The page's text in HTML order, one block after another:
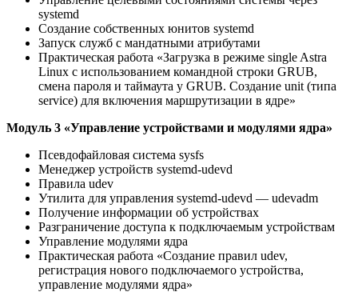
systemd
Создание собственных юнитов systemd
Запуск служб с мандатными атрибутами
Практическая работа «Загрузка в режиме single Astra
Linux с использованием командной строки GRUB,
смена пароля и таймаута у GRUB. Создание unit (типа
service) для включения маршрутизации в ядре»
Модуль 3 «Управление устройствами и модулями ядра»
Псевдофайловая система sysfs
Менеджер устройств systemd-udevd
Правила udev
Утилита для управления systemd-udevd — udevadm
Получение информации об устройствах
Разграничение доступа к подключаемым устройствам
Управление модулями ядра
Практическая работа «Создание правил udev,
регистрация нового подключаемого устройства,
управление модулями ядра»